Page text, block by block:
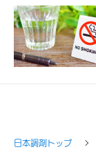
日本調剤トップ